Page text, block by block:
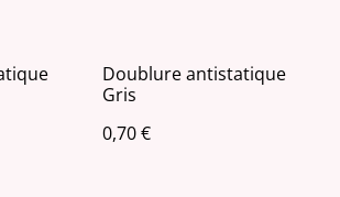
Doublure antistatique
Gris
0,70 €